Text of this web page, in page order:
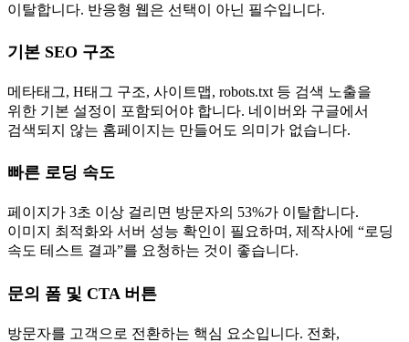
이탈합니다. 반응형 웹은 선택이 아닌 필수입니다.
기본 SEO 구조
메타태그, H태그 구조, 사이트맵, robots.txt 등 검색 노출을
위한 기본 설정이 포함되어야 합니다. 네이버와 구글에서
검색되지 않는 홈페이지는 만들어도 의미가 없습니다.
빠른 로딩 속도
페이지가 3초 이상 걸리면 방문자의 53%가 이탈합니다.
이미지 최적화와 서버 성능 확인이 필요하며, 제작사에 “로딩
속도 테스트 결과”를 요청하는 것이 좋습니다.
문의 폼 및 CTA 버튼
방문자를 고객으로 전환하는 핵심 요소입니다. 전화,